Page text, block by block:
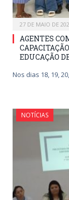
27 DE MAIO DE
AGENTES
EDUCAÇÃO
Nos dias 18, 19,
NOTÍCIAS